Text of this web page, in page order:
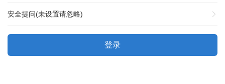
安全提问(未设置请忽略)
登录